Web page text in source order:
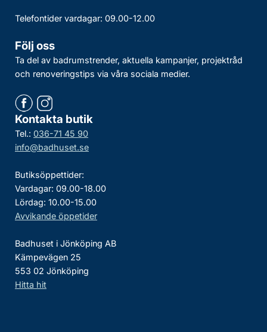
Telefontider vardagar: 09.00-12.00
Följ oss
Ta del av badrumstrender, aktuella kampanjer, projektråd
och renoveringstips via våra sociala medier.
Kontakta butik
Tel.: 036-71 45 90
info@badhuset.se
Butiksöppettider:
Vardagar: 09.00-18.00
Lördag: 10.00-15.00
Avvikande öppetider
Badhuset i Jönköping AB
Kämpevägen 25
553 02 Jönköping
Hitta hit